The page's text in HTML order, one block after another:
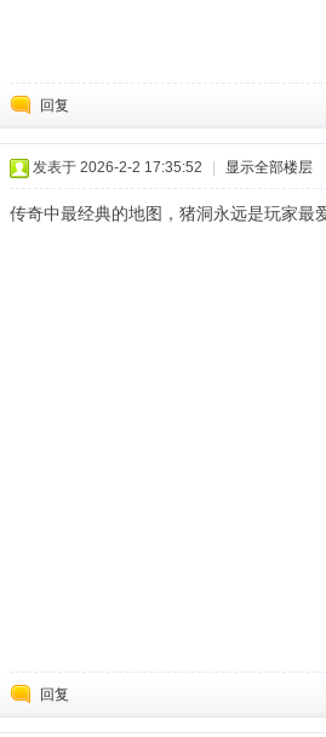
回复
发表于 2026-2-2 17:35:52 显示全部楼层
传奇中最经典的地图，猪洞永远是玩家最
回复